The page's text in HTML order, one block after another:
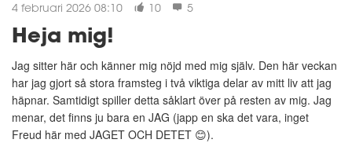
fot, hårt, hårt. Orkar inte klättra igen, fastnar ett tag. Finner så
styrkan i att jag inte uthärdar skillnaden, skillnaden mellan utsida
och tar sats. Tar sats för att återigen klättra upp mot toppen.
4 februari 2026 08:10 10 5
Heja mig!
Jag sitter här och känner mig nöjd med mig själv. Den här veckan
har jag gjort så stora framsteg i två viktiga delar av mitt liv att jag
häpnar. Samtidigt spiller detta såklart över på resten av mig. Jag
menar, det finns ju bara en JAG (japp en ska det vara, inget
Freud här med JAGET OCH DETET 😊).